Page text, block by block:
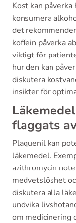
Kost kan
konsumera
det
koffein påverka
viktigt för
hur den kan
diskutera
insikter för
flaggats
Plaquenil kan
läkemedel.
azithromycin
medvetslöshet
diskutera alla
undvika
om medicinering